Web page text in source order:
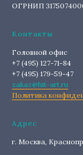
ОГРНИП
Контакты
Головной офис
+7 (495) 127-71-84
+7 (495) 179-59-47
zakaz@hit-art.ru
Политика
Адрес
г. Москва,